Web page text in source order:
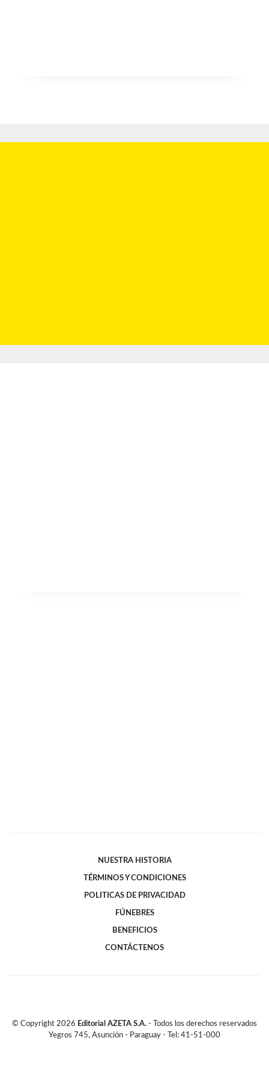
NUESTRA HISTORIA
TÉRMINOS Y CONDICIONES
POLITICAS DE PRIVACIDAD
FÚNEBRES
BENEFICIOS
CONTÁCTENOS
© Copyright 2026 Editorial AZETA S.A. - Todos los derechos reservados
Yegros 745, Asunción - Paraguay - Tel: 41-51-000